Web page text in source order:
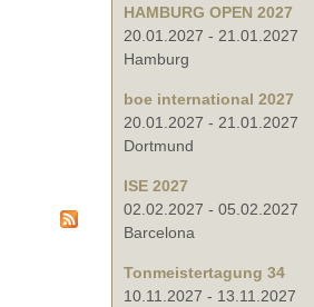
HAMBURG OPEN 2027
20.01.2027 - 21.01.2027
Hamburg
boe international 2027
20.01.2027 - 21.01.2027
Dortmund
ISE 2027
02.02.2027 - 05.02.2027
Barcelona
Tonmeistertagung 34
10.11.2027 - 13.11.2027